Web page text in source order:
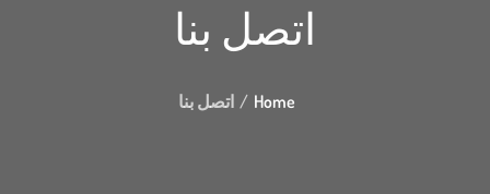
اتصل بنا
Home اتصل بنا